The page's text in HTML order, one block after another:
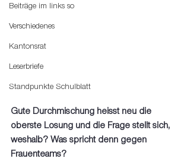
Beiträge im links so
Verschiedenes
Kantonsrat
Leserbriefe
Standpunkte Schulblatt
Gute Durchmischung heisst neu die
oberste Losung und die Frage stellt sich,
weshalb? Was spricht denn gegen
Frauenteams?